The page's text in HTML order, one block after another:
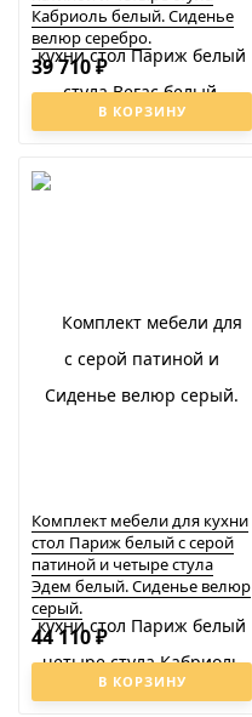
Кабриоль белый. Сиденье
велюр серебро.
В КОРЗИНУ
39 710₽
Комплект мебели для кухни
стол Париж белый с серой
патиной и четыре стула
Эдем белый. Сиденье велюр
серый.
В КОРЗИНУ
44 110₽